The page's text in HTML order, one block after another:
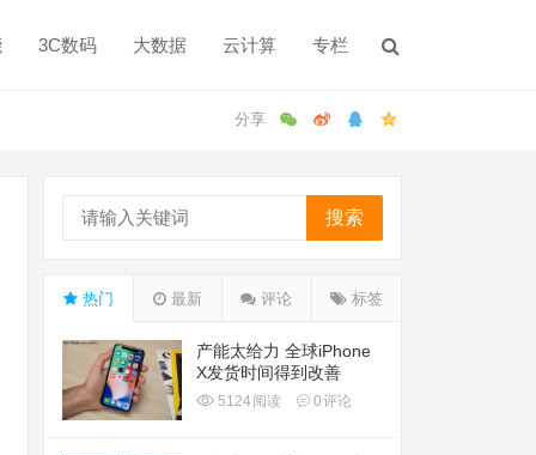
3C数码 大数据 云计算 专栏
搜索
热门 最新 评论 标签
产能太给力 全球iPhone
X发货时间得到改善
5124 阅读 0评论